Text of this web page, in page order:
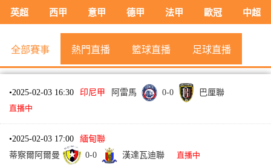
英超 西甲 意甲 德甲 法甲 歐冠 中超
全部賽事 熱門直播 籃球直播 足球直播
•2025-02-03 16:30 印尼甲 阿雷馬 0-0
巴厘聯
直播中
•2025-02-03 17:00
緬甸聯
蒂察爾阿爾曼
0-0 漢達瓦迪聯 直播中